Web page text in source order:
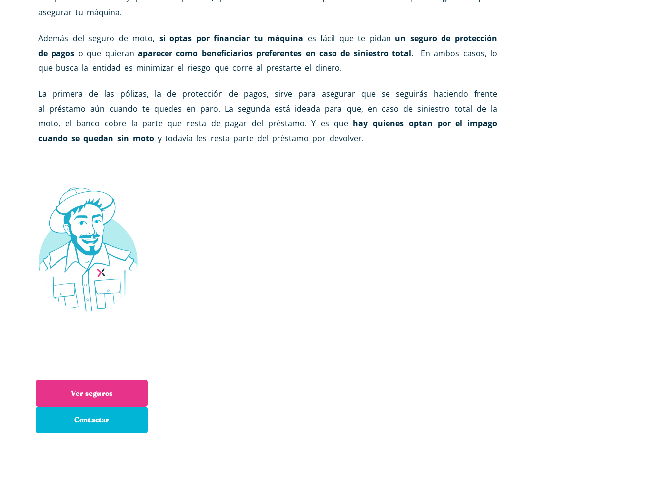
asegurar tu máquina.
Además del seguro de moto, si optas por financiar tu máquina es fácil que te pidan un seguro de protección
de pagos o que quieran aparecer como beneficiarios preferentes en caso de siniestro total. En ambos casos, lo
que busca la entidad es minimizar el riesgo que corre al prestarte el dinero.
La primera de las pólizas, la de protección de pagos, sirve para asegurar que se seguirás haciendo frente
al préstamo aún cuando te quedes en paro. La segunda está ideada para que, en caso de siniestro total de la
moto, el banco cobre la parte que resta de pagar del préstamo. Y es quehay quienes optan por el impago
cuando se quedan sin motoy todavía les resta parte del préstamo por devolver.
Ver seguros
Contactar